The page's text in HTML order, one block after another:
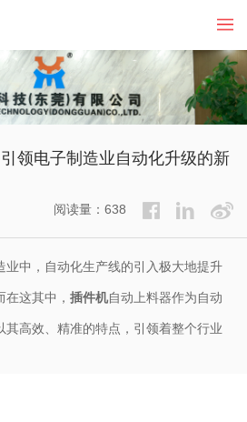
领电子制造业自动化升级的新
阅读量：638
中，自动化生产线的引入极大地提升
这其中， 插件机自动上料器作为自动
高效、精准的特点，引领着整个行业